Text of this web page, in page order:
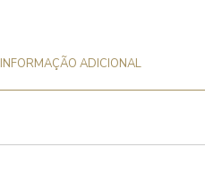
INFORMAÇÃO ADICIONAL